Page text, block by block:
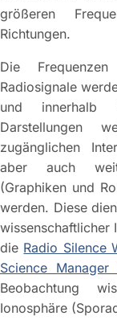
größeren
Richtungen.
Die
Radiosignale
und innerhalb
Darstellungen
zugänglichen
aber auch
(Graphiken und
werden. Diese
wissenschaftlicher
die Radio Silence
Science Manager
Beobachtung
Ionosphäre